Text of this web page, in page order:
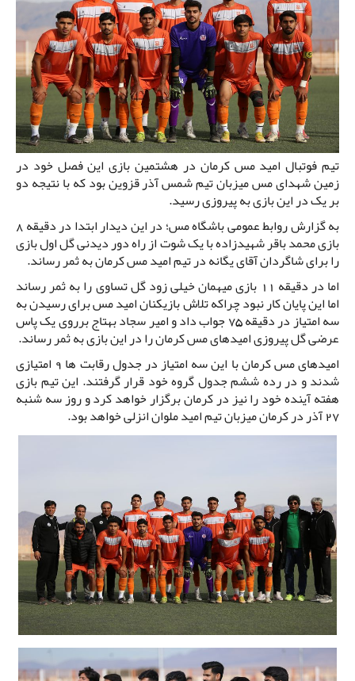
تیم فوتبال امید مس کرمان در هشتمین بازی این فصل خود در
زمین شهدای مس میزبان تیم شمس آذر قزوین بود که با نتیجه دو
بر یک در این بازی به پیروزی رسید.
به گزارش روابط عمومی باشگاه مس؛ در این دیدار ابتدا در دقیقه 8
بازی محمد باقر شهیدزاده با یک شوت از راه دور دیدنی گل اول بازی
را برای شاگردان آقای یگانه در تیم امید مس کرمان به ثمر رساند.
اما در دقیقه 11 بازی میهمان خیلی زود گل تساوی را به ثمر رساند
اما این پایان کار نبود چراکه تلاش بازیکنان امید مس برای رسیدن به
سه امتیاز در دقیقه 75 جواب داد و امیر سجاد بهتاج برروی یک پاس
عرضی گل پیروزی امیدهای مس کرمان را در این بازی به ثمر رساند.
امیدهای مس کرمان با این سه امتیاز در جدول رقابت ها 9 امتیازی
شدند و در رده ششم جدول گروه خود قرار گرفتند. این تیم بازی
هفته آینده خود را نیز در کرمان برگزار خواهد کرد و روز سه شنبه
27 آذر در کرمان میزبان تیم امید ملوان انزلی خواهد بود.